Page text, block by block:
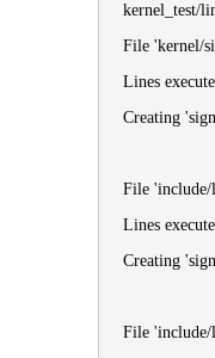
kernel_test/
File 'kernel/
Lines
Creating
File
Lines
Creating
File 'include/